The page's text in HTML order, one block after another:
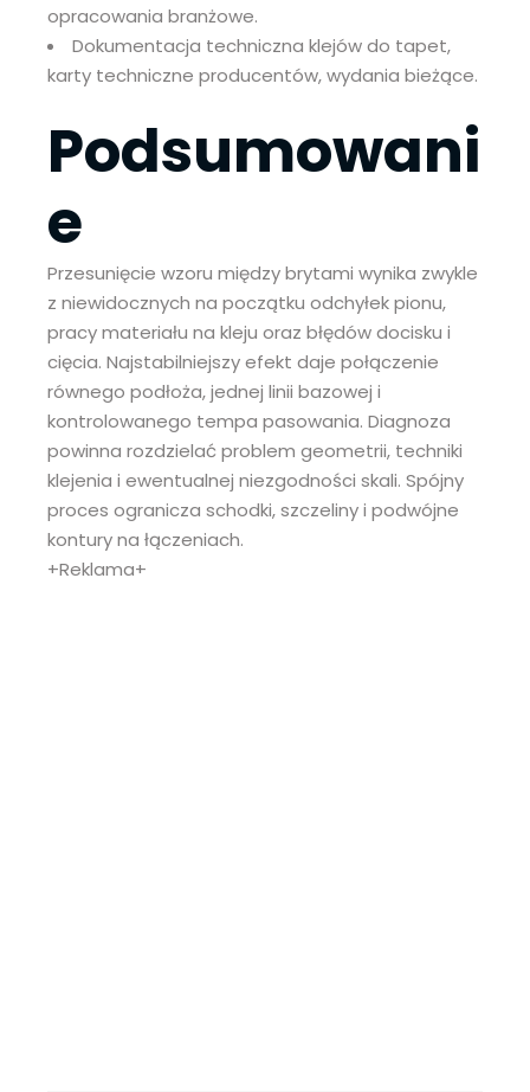
opracowania branżowe.
Dokumentacja techniczna klejów do tapet,
karty techniczne producentów, wydania bieżące.
Podsumowani
e
Przesunięcie wzoru między brytami wynika zwykle
z niewidocznych na początku odchyłek pionu,
pracy materiału na kleju oraz błędów docisku i
cięcia. Najstabilniejszy efekt daje połączenie
równego podłoża, jednej linii bazowej i
kontrolowanego tempa pasowania. Diagnoza
powinna rozdzielać problem geometrii, techniki
klejenia i ewentualnej niezgodności skali. Spójny
proces ogranicza schodki, szczeliny i podwójne
kontury na łączeniach.
+Reklama+